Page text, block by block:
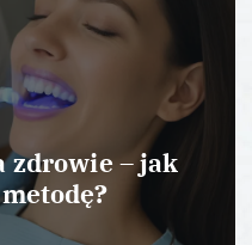
zdrowie – jak